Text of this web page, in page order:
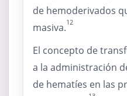
de hemoderivados
masiva.12
El concepto de
a la administración
de hematíes en las